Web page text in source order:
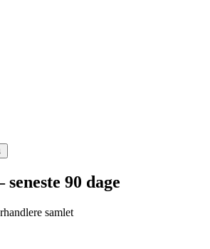
90 dage
samlet